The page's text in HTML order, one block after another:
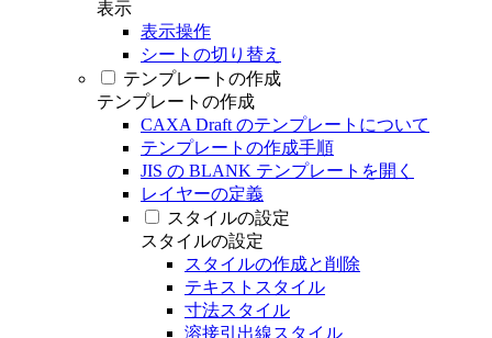
表示
表示操作
シートの切り替え
テンプレートの作成
テンプレートの作成
CAXA Draft のテンプレートについて
テンプレートの作成手順
JIS の BLANK テンプレートを開く
レイヤーの定義
スタイルの設定
スタイルの設定
スタイルの作成と削除
テキストスタイル
寸法スタイル
溶接引出線スタイル